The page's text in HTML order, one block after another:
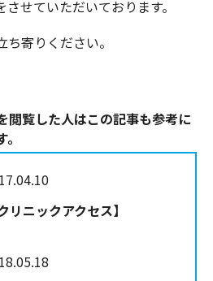
せていただいております。
寄りください。
閲覧した人はこの記事も参考に
リニックアクセス】